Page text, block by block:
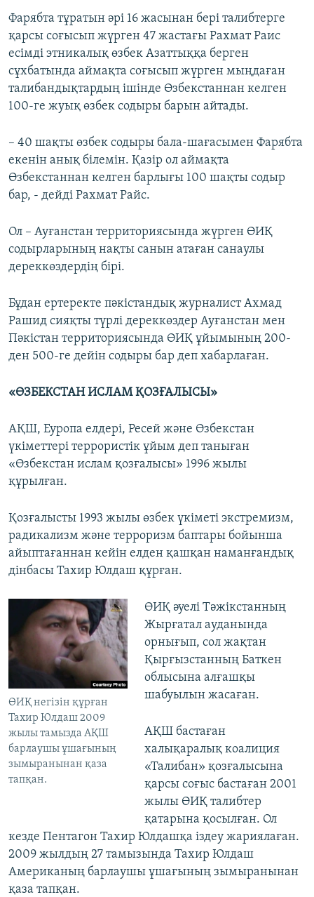
Фарябта тұратын әрі 16 жасынан бері талибтерге
қарсы соғысып жүрген 47 жастағы Рахмат Раис
есімді этникалық өзбек Азаттыққа берген
сұхбатында аймақта соғысып жүрген мыңдаған
талибандықтардың ішінде Өзбекстаннан келген
100-ге жуық өзбек содыры барын айтады.
– 40 шақты өзбек содыры бала-шағасымен Фарябта
екенін анық білемін. Қазір ол аймақта
Өзбекстаннан келген барлығы 100 шақты содыр
бар, - дейді Рахмат Райс.
Ол – Ауғанстан территориясында жүрген ӨИҚ
содырларының нақты санын атаған санаулы
дереккөздердің бірі.
Бұдан ертеректе пәкістандық журналист Ахмад
Рашид сияқты түрлі дереккөздер Ауғанстан мен
Пәкістан территориясында ӨИҚ ұйымының 200-
ден 500-ге дейін содыры бар деп хабарлаған.
«ӨЗБЕКСТАН ИСЛАМ ҚОЗҒАЛЫСЫ»
АҚШ, Еуропа елдері, Ресей және Өзбекстан
үкіметтері террористік ұйым деп таныған
«Өзбекстан ислам қозғалысы» 1996 жылы
құрылған.
Қозғалысты 1993 жылы өзбек үкіметі экстремизм,
радикализм және терроризм баптары бойынша
айыптағаннан кейін елден қашқан наманғандық
дінбасы Тахир Юлдаш құрған.
ӨИҚ негізін құрған
Тахир Юлдаш 2009
жылы тамызда АҚШ
барлаушы ұшағының
зымыранынан қаза
тапқан.
ӨИҚ әуелі Тәжікстанның
Жырғатал ауданында
орнығып, сол жақтан
Қырғызстанның Баткен
облысына алғашқы
шабуылын жасаған.
АҚШ бастаған
халықаралық коалиция
«Талибан» қозғалысына
қарсы соғыс бастаған 2001
жылы ӨИҚ талибтер
қатарына қосылған. Ол
кезде Пентагон Тахир Юлдашқа іздеу жариялаған.
2009 жылдың 27 тамызында Тахир Юлдаш
Американың барлаушы ұшағының зымыранынан
қаза тапқан.